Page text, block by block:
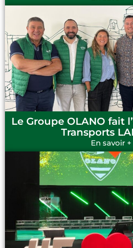
Le Groupe OLANO fait
Transports
En savoir +